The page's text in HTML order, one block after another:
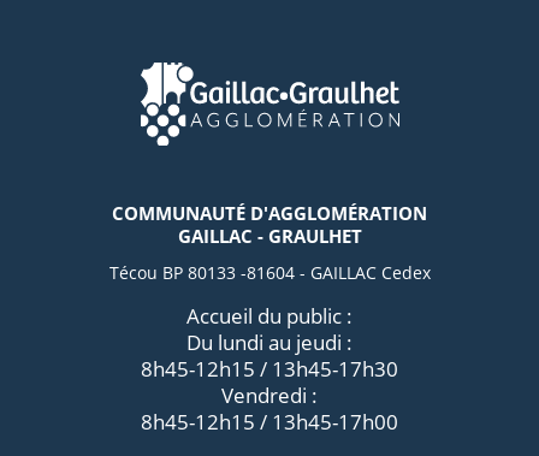
COMMUNAUTÉ D'AGGLOMÉRATION
GAILLAC - GRAULHET
Técou BP 80133 -81604 - GAILLAC Cedex
Accueil du public :
Du lundi au jeudi :
8h45-12h15 / 13h45-17h30
Vendredi :
8h45-12h15 / 13h45-17h00